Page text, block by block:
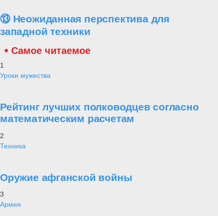
⑬ Неожиданная перспектива для
западной техники
Самое читаемое
1
Уроки мужества
Рейтинг лучших полководцев согласно
математическим расчетам
2
Техника
Оружие афганской войны
3
Армия